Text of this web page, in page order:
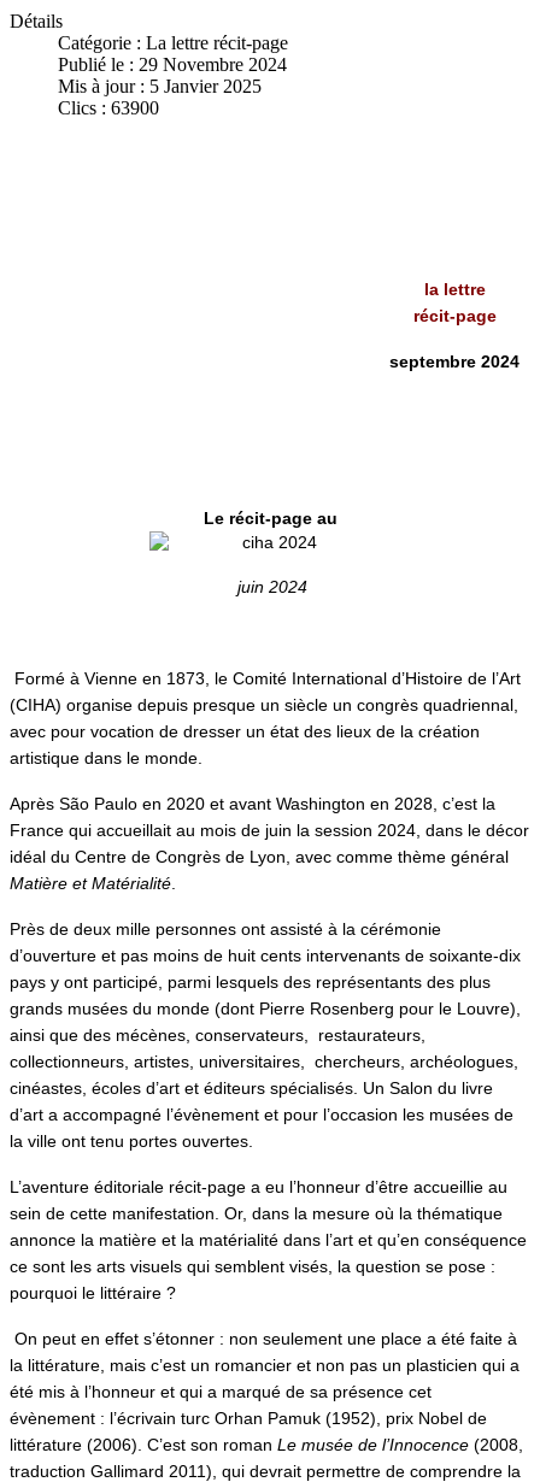
Détails
Catégorie : La lettre récit-page
Publié le : 29 Novembre 2024
Mis à jour : 5 Janvier 2025
Clics : 63900
la lettre
récit-page
septembre 2024
Le récit-page au
juin 2024
Formé à Vienne en 1873, le Comité International d’Histoire de l’Art
(CIHA) organise depuis presque un siècle un congrès quadriennal,
avec pour vocation de dresser un état des lieux de la création
artistique dans le monde.
Après São Paulo en 2020 et avant Washington en 2028, c’est la
France qui accueillait au mois de juin la session 2024, dans le décor
idéal du Centre de Congrès de Lyon, avec comme thème général
Matière et Matérialité
Près de deux mille personnes ont assisté à la cérémonie
d’ouverture et pas moins de huit cents intervenants de soixante-dix
pays y ont participé, parmi lesquels des représentants des plus
grands musées du monde (dont Pierre Rosenberg pour le Louvre),
ainsi que des mécènes, conservateurs, restaurateurs,
collectionneurs, artistes, universitaires, chercheurs, archéologues,
cinéastes, écoles d’art et éditeurs spécialisés. Un Salon du livre
d’art a accompagné l’évènement et pour l’occasion les musées de
la ville ont tenu portes ouvertes.
L’aventure éditoriale récit-page a eu l’honneur d’être accueillie au
sein de cette manifestation. Or, dans la mesure où la thématique
annonce la matière et la matérialité dans l’art et qu’en conséquence
ce sont les arts visuels qui semblent visés, la question se pose :
pourquoi le littéraire ?
On peut en effet s’étonner : non seulement une place a été faite à
la littérature, mais c’est un romancier et non pas un plasticien qui a
été mis à l’honneur et qui a marqué de sa présence cet
évènement : l’écrivain turc Orhan Pamuk (1952), prix Nobel de
littérature (2006). C’est son roman Le musée de l’Innocence (2008,
traduction Gallimard 2011), qui devrait permettre de comprendre la